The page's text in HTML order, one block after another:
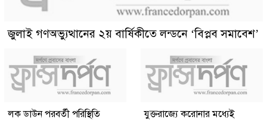
জুলাই গণঅভ্যুত্থানের ২য় বার্ষিকীতে লন্ডনে ‘বিপ্লব সমাবেশ’
লক ডাউন পরবর্তী পরিস্থিতি
যুক্তরাজ্যে করোনার মধ্যেই